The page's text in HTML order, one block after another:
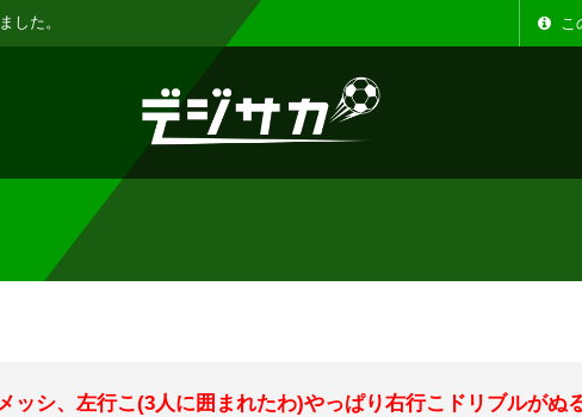
表示設定機能を追加しました。 こ
シ、左行こ(3人に囲まれたわ)やっぱり右行こドリブルがぬ